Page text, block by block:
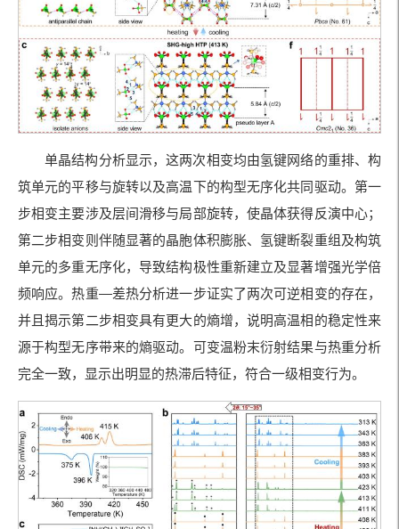
单晶结构分析显示，这两次相变均由氢键网络的重排、构
筑单元的平移与旋转以及高温下的构型无序化共同驱动。第一
步相变主要涉及层间滑移与局部旋转，使晶体获得反演中心；
第二步相变则伴随显著的晶胞体积膨胀、氢键断裂重组及构筑
单元的多重无序化，导致结构极性重新建立及显著增强光学倍
频响应。热重—差热分析进一步证实了两次可逆相变的存在，
并且揭示第二步相变具有更大的熵增，说明高温相的稳定性来
源于构型无序带来的熵驱动。可变温粉末衍射结果与热重分析
完全一致，显示出明显的热滞后特征，符合一级相变行为。